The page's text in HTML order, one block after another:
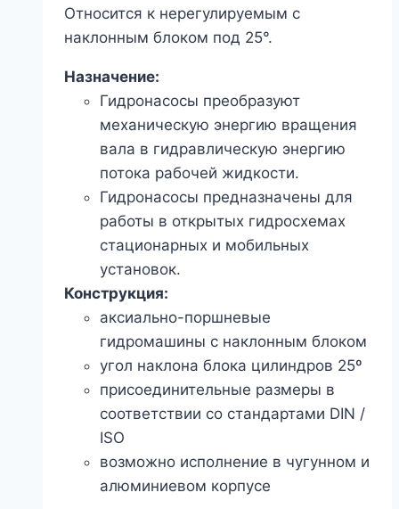
Относится к нерегулируемым с
наклонным блоком под 25°.
Назначение:
Гидронасосы преобразуют
механическую энергию вращения
вала в гидравлическую энергию
потока рабочей жидкости.
Гидронасосы предназначены для
работы в открытых гидросхемах
стационарных и мобильных
установок.
Конструкция:
аксиально-поршневые
гидромашины с наклонным блоком
угол наклона блока цилиндров 25º
присоединительные размеры в
соответствии со стандартами DIN /
ISO
возможно исполнение в чугунном и
алюминиевом корпусе